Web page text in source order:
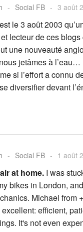
- Social FB - 3 août
le 3 août 2003
lecteur de ces
une nouveauté
jetâmes à
si l’effort a connu
diversifier devant
- Social FB - 1 août
at home. I was
bikes in London,
Michael from
efficient,
It's not even